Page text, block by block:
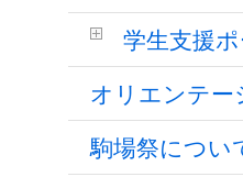
学生支援
オリエンテー
駒場祭につい